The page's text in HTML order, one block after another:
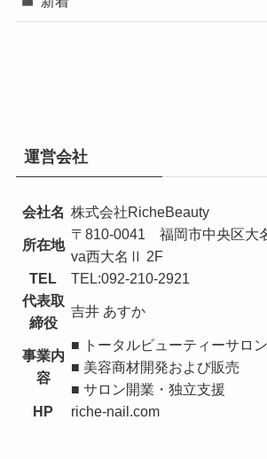
運営会社
会社名 株式会社RicheBeauty
所在地
〒810-0041 福岡市中央区大
va西大名Ⅱ 2F
TEL
TEL:092-210-2921
代表取
締役
吉井 あすか
事業内
容
■ トータルビューティーサロ
■ 美容商材開発および販売
■ サロン開業・独立支援
HP
riche-nail.com